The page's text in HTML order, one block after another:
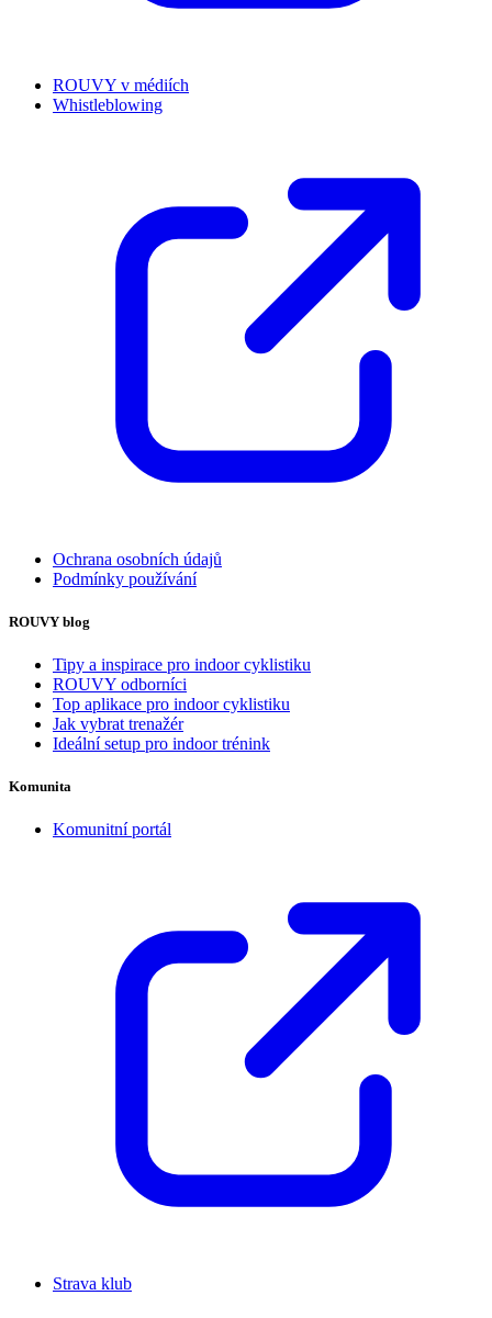
ROUVY v médiích
Whistleblowing
Ochrana osobních údajů
Podmínky používání
ROUVY blog
Tipy a inspirace pro indoor cyklistiku
ROUVY odborníci
Top aplikace pro indoor cyklistiku
Jak vybrat trenažér
Ideální setup pro indoor trénink
Komunita
Komunitní portál
Strava klub